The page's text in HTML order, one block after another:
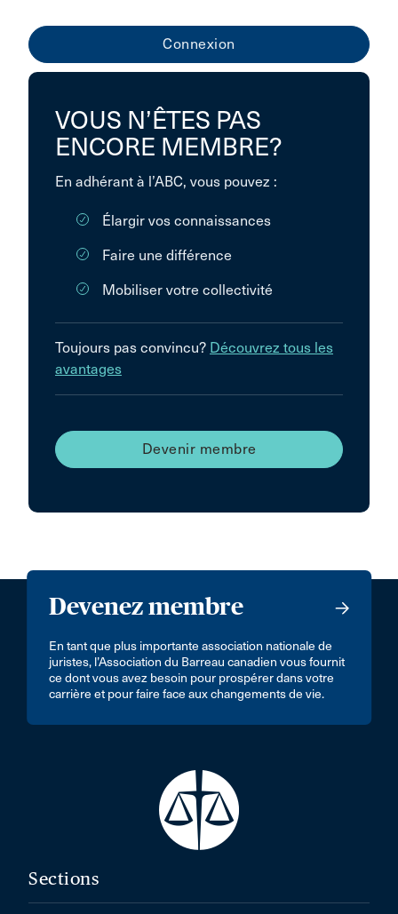
VOUS N’ÊTES PAS
ENCORE MEMBRE?
En adhérant à l’ABC, vous pouvez :
Élargir vos connaissances
Faire une différence
Mobiliser votre collectivité
Toujours pas convincu? Découvrez tous les
avantages
Devenir membre
Devenez membre
En tant que plus importante association nationale de
juristes, l’Association du Barreau canadien vous fournit
ce dont vous avez besoin pour prospérer dans votre
carrière et pour faire face aux changements de vie.
Sections